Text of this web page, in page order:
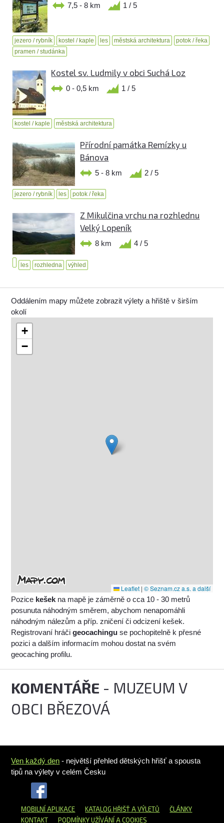
7,5 - 8 km 1 / 5
jezero / rybník kostel / kaple les městská architektura
potok / řeka
pramen / studánka
Kostel sv. Ludmily v obci Suchá Loz
0 - 0,5 km 1 / 5
kostel / kaple městská architektura
Přírodní památka Remízky u
Bánova
5 - 8 km 2 / 5
jezero / rybník les potok / řeka
Z Mikulčina vrchu na rozhlednu
Velký Lopeník
8 km 4 / 5
les rozhledna výhled
Oddálením mapy můžete zobrazit výlety a hřiště v širším
okolí
+
−
Leaflet | © Seznam.cz a.s. a další
Pozice kešek na mapě je záměrně o cca 10 - 30 metrů
posunuta náhodným směrem, abychom nenapomáhli
náhodným nálezům a příp. zničení či odcizení kešek.
Registrovaní hráčigeocachingu se pochopitelně k přesné
pozici a dalším informacím mohou dostat na svém
geocaching profilu.
KOMENTÁŘE - MUZEUM V
OBCI BŘEZOVÁ
Ven každý den - největší přehled dětských hřišť a spousta
tipů na výlety v celém Česku
MOBILNÍ APLIKACE KATALOG HŘIŠŤA VÝLETŮ
ČLÁNKY
KONTAKT
PODMÍNKY UŽÍVÁNÍ A COOKIES